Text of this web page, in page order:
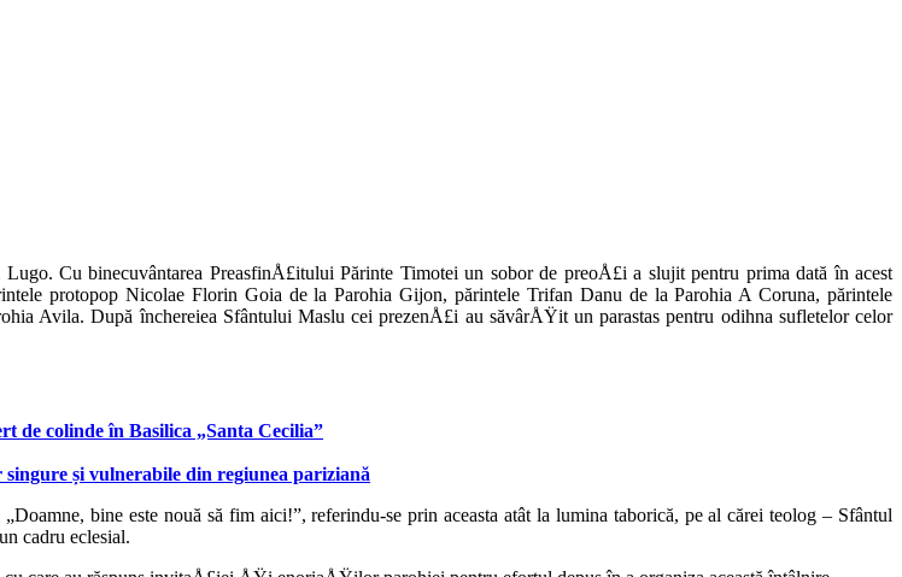
Cu binecuvântarea PreasfinÅ£itului Părinte Timotei un sobor de preoÅ£i a slujit pentru prima dată în acest
protopop Nicolae Florin Goia de la Pa­rohia Gijon, părintele Trifan Danu de la Pa­rohia A Coruna, părintele
Avila. După închereiea Sfântului Maslu cei prezenÅ£i au săvârÅŸit un parastas pentru odih­na sufletelor celor
de colinde în Basilica „Santa Cecilia”
și vulnerabile din regiunea pariziană
bine este nouă să fim aici!”, referindu-se prin aceasta atât la lumina taborică, pe al cărei teolog – Sfântul
cadru eclesial.